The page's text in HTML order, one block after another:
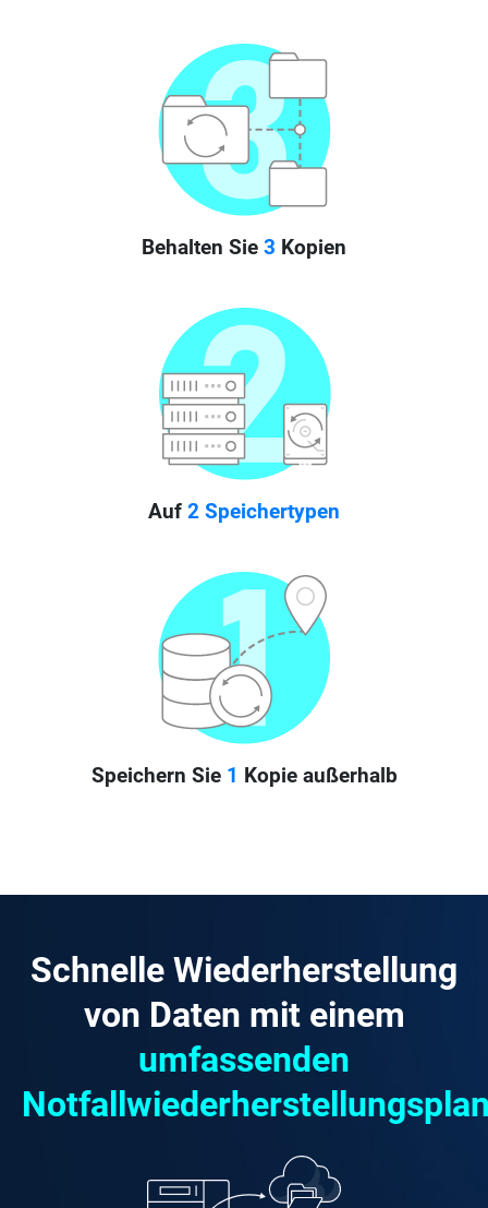
Behalten Sie 3 Kopien
Auf 2 Speichertypen
Speichern Sie 1 Kopie außerhalb
Schnelle Wiederherstellung
von Daten mit einem
umfassenden